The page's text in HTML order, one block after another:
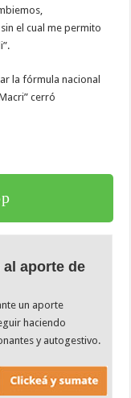
el cual me permito
la fórmula nacional
cerró
aporte de
un aporte
haciendo
y autogestivo.